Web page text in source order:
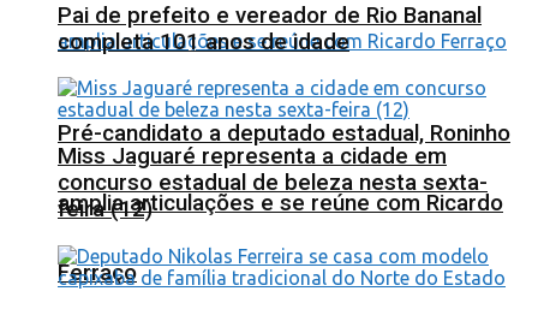
Pré-candidato a deputado estadual, Roninho
amplia articulações e se reúne com Ricardo
Ferraço
Pai de prefeito e vereador de Rio Bananal
completa 101 anos de idade
Miss Jaguaré representa a cidade em
concurso estadual de beleza nesta sexta-
feira (12)